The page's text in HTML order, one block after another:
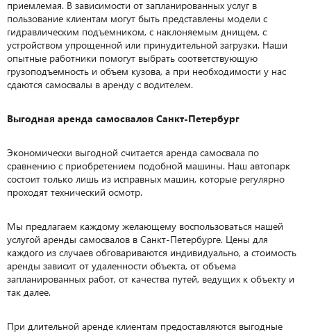
приемлемая. В зависимости от запланированных услуг в
пользование клиентам могут быть представлены модели с
гидравлическим подъемником, с наклоняемым днищем, с
устройством упрощенной или принудительной загрузки. Наши
опытные работники помогут выбрать соответствующую
грузоподъемность и объем кузова, а при необходимости у нас
сдаются самосвалы в аренду с водителем.
Выгодная аренда самосвалов Санкт-Петербург
Экономически выгодной считается аренда самосвала по
сравнению с приобретением подобной машины. Наш автопарк
состоит только лишь из исправных машин, которые регулярно
проходят технический осмотр.
Мы предлагаем каждому желающему воспользоваться нашей
услугой аренды самосвалов в Санкт-Петербурге. Цены для
каждого из случаев обговариваются индивидуально, а стоимость
аренды зависит от удаленности объекта, от объема
запланированных работ, от качества путей, ведущих к объекту и
так далее.
При длительной аренде клиентам предоставляются выгодные